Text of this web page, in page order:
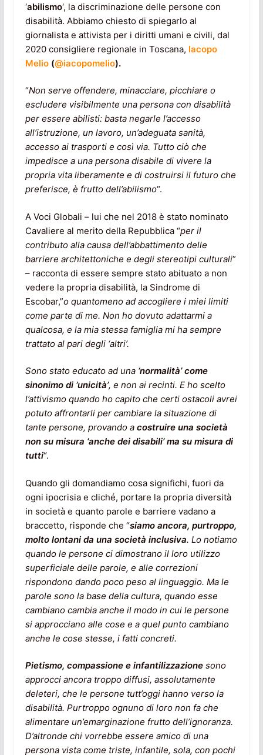
‘abilismo‘, la discriminazione delle persone con
disabilità. Abbiamo chiesto di spiegarlo al
giornalista e attivista per i diritti umani e civili, dal
2020 consigliere regionale in Toscana, Iacopo
Melio (@iacopomelio).
“Non serve offendere, minacciare, picchiare o
escludere visibilmente una persona con disabilità
per essere abilisti: basta negarle l’accesso
all’istruzione, un lavoro, un’adeguata sanità,
accesso ai trasporti e così via. Tutto ciò che
impedisce a una persona disabile di vivere la
propria vita liberamente e di costruirsi il futuro che
preferisce, è frutto dell’abilismo“.
A Voci Globali – lui che nel 2018 è stato nominato
Cavaliere al merito della Repubblica “per il
contributo alla causa dell’abbattimento delle
barriere architettoniche e degli stereotipi culturali”
– racconta di essere sempre stato abituato a non
vedere la propria disabilità, la Sindrome di
Escobar,”o quantomeno ad accogliere i miei limiti
come parte di me. Non ho dovuto adattarmi a
qualcosa, e la mia stessa famiglia mi ha sempre
trattato al pari degli ‘altri’.
Sono stato educato ad una ‘normalità’ come
sinonimo di ‘unicità’, e non ai recinti. E ho scelto
l’attivismo quando ho capito che certi ostacoli avrei
potuto affrontarli per cambiare la situazione di
tante persone, provando a costruire una società
non su misura ‘anche dei disabili’ ma su misura di
tutti“.
Quando gli domandiamo cosa significhi, fuori da
ogni ipocrisia e cliché, portare la propria diversità
in società e quanto parole e barriere vadano a
braccetto, risponde che “siamo ancora, purtroppo,
molto lontani da una società inclusiva. Lo notiamo
quando le persone ci dimostrano il loro utilizzo
superficiale delle parole, e alle correzioni
rispondono dando poco peso al linguaggio. Ma le
parole sono la base della cultura, quando esse
cambiano cambia anche il modo in cui le persone
si approcciano alle cose e a quel punto cambiano
anche le cose stesse, i fatti concreti.
Pietismo, compassione e infantilizzazione sono
approcci ancora troppo diffusi, assolutamente
deleteri, che le persone tutt’oggi hanno verso la
disabilità. Purtroppo ognuno di loro non fa che
alimentare un’emarginazione frutto dell’ignoranza.
D’altronde chi vorrebbe essere amico di una
persona vista come triste, infantile, sola, con pochi